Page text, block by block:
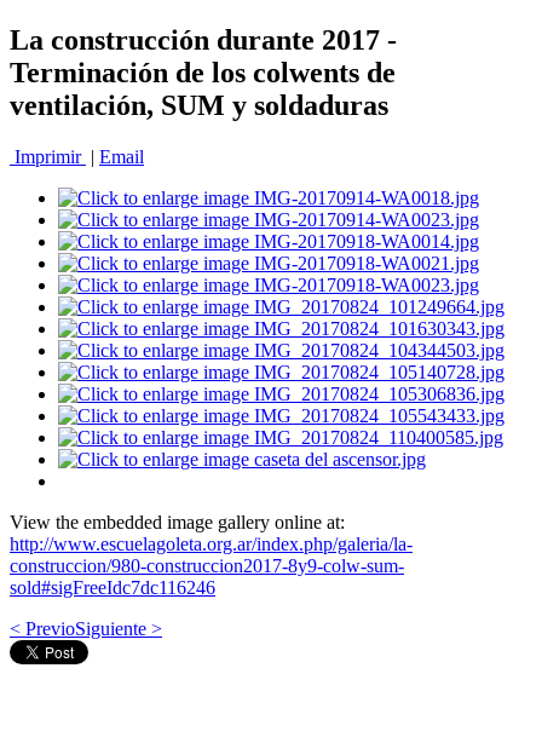
La construcción durante 2017 -
Terminación de los colwents de
ventilación, SUM y soldaduras
Imprimir | Email
View the embedded image gallery online at:
http://www.escuelagoleta.org.ar/index.php/galeria/la-
construccion/980-construccion2017-8y9-colw-sum-
sold#sigFreeIdc7dc116246
< PrevioSiguiente >